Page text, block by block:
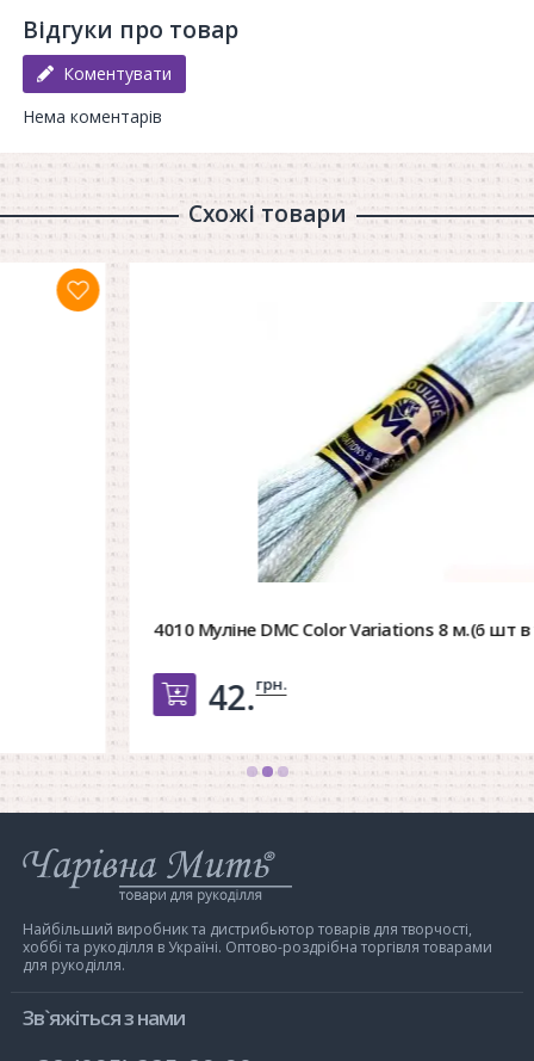
Відгуки про товар
Коментувати
Нема коментарів
Схожі товари
4010 Муліне DMC Color Variations 8 м.(6 шт в уп)
Добавить в корзину
42.
Інтернет-
магазин
Мить
Найбільший виробник та дистрибьютор товарів для творчості,
хоббі та рукоділля в Україні. Оптово-роздрібна торгівля товарами
для рукоділля.
Зв`яжіться з нами